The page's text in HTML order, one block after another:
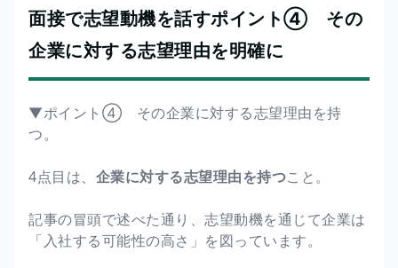
面接で志望動機を話すポイント④ その
企業に対する志望理由を明確に
▼ポイント④ その企業に対する志望理由を持
つ。
4点目は、 企業に対する志望理由を持つこと。
記事の冒頭で述べた通り、志望動機を通じて企業は
「入社する可能性の高さ」を図っています。